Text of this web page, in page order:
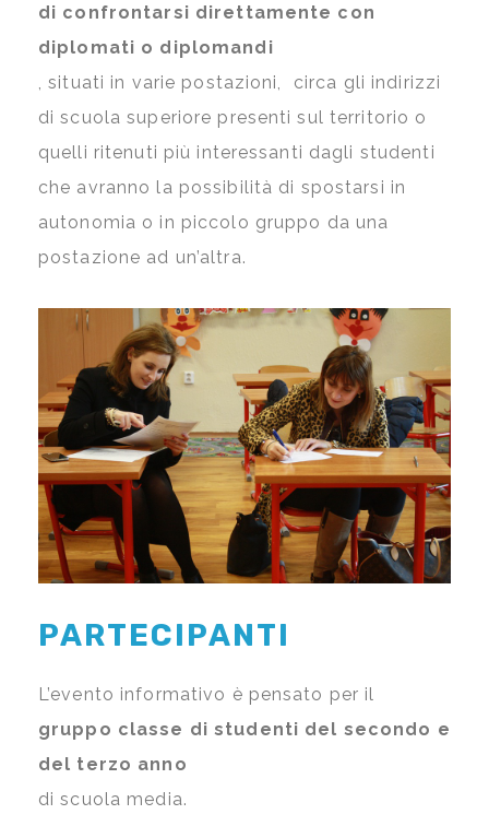
di confrontarsi direttamente con
diplomati o diplomandi
, situati in varie postazioni, circa gli indirizzi
di scuola superiore presenti sul territorio o
quelli ritenuti più interessanti dagli studenti
che avranno la possibilità di spostarsi in
autonomia o in piccolo gruppo da una
postazione ad un’altra.
PARTECIPANTI
L’evento informativo è pensato per il
gruppo classe di studenti del secondo e
del terzo anno
di scuola media.